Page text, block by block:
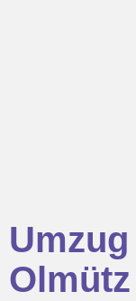
Olmütz